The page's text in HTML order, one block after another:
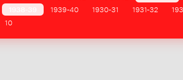
1939-40 1930-31 1931-32
10